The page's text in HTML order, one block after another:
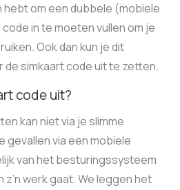
om een dubbele (mobiele
in te moeten vullen om je
Ook dan kun je dit
de simkaart code uit te zetten.
code uit?
kan niet via je slimme
gevallen via een mobiele
van het besturingssysteem
werk gaat. We leggen het